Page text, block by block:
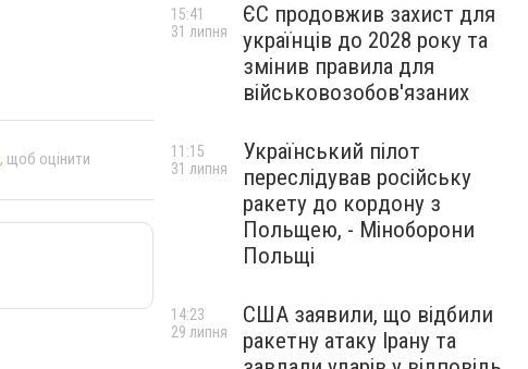
, щоб оцінити
ЄС продовжив захист для
українців до 2028 року та
змінив правила для
військовозобов'язаних
15:41
31 липня
Український пілот
переслідував російську
ракету до кордону з
Польщею, - Міноборони
Польщі
11:15
31 липня
США заявили, що відбили
ракетну атаку Ірану та
14:23
29 липня